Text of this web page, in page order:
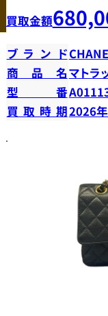
買取金額
ブランド
商品名マトラ
型番
買取時期2026